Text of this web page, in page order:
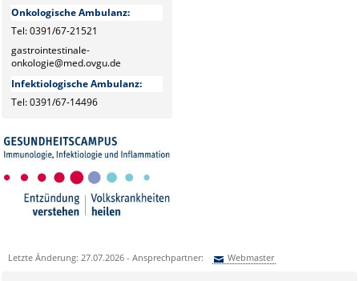
Onkologische Ambulanz:
Tel: 0391/67-21521
gastrointestinale-
onkologie@med.ovgu.de
Infektiologische Ambulanz:
Tel: 0391/67-14496
Letzte Änderung: 27.07.2026 - Ansprechpartner: Webmaster